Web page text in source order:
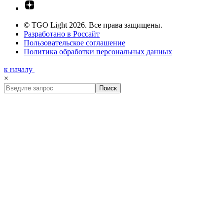
© TGO Light 2026. Все права защищены.
Разработано в Россайт
Пользовательское соглашение
Политика обработки персональных данных
к началу
×
Поиск